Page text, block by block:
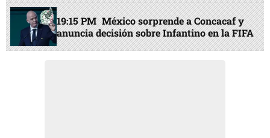
19:15 PM México sorprende a Concacaf y
anuncia decisión sobre Infantino en la FIFA